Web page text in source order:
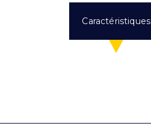
Caractéristiques